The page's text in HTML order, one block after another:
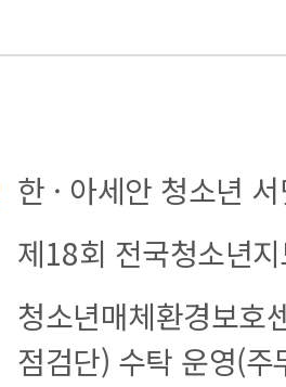
한 · 아세안 청소년
제18회 전국청소년
청소년매체환경보호
점검단) 수탁 운영(